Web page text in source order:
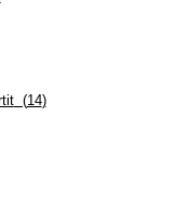
(14)